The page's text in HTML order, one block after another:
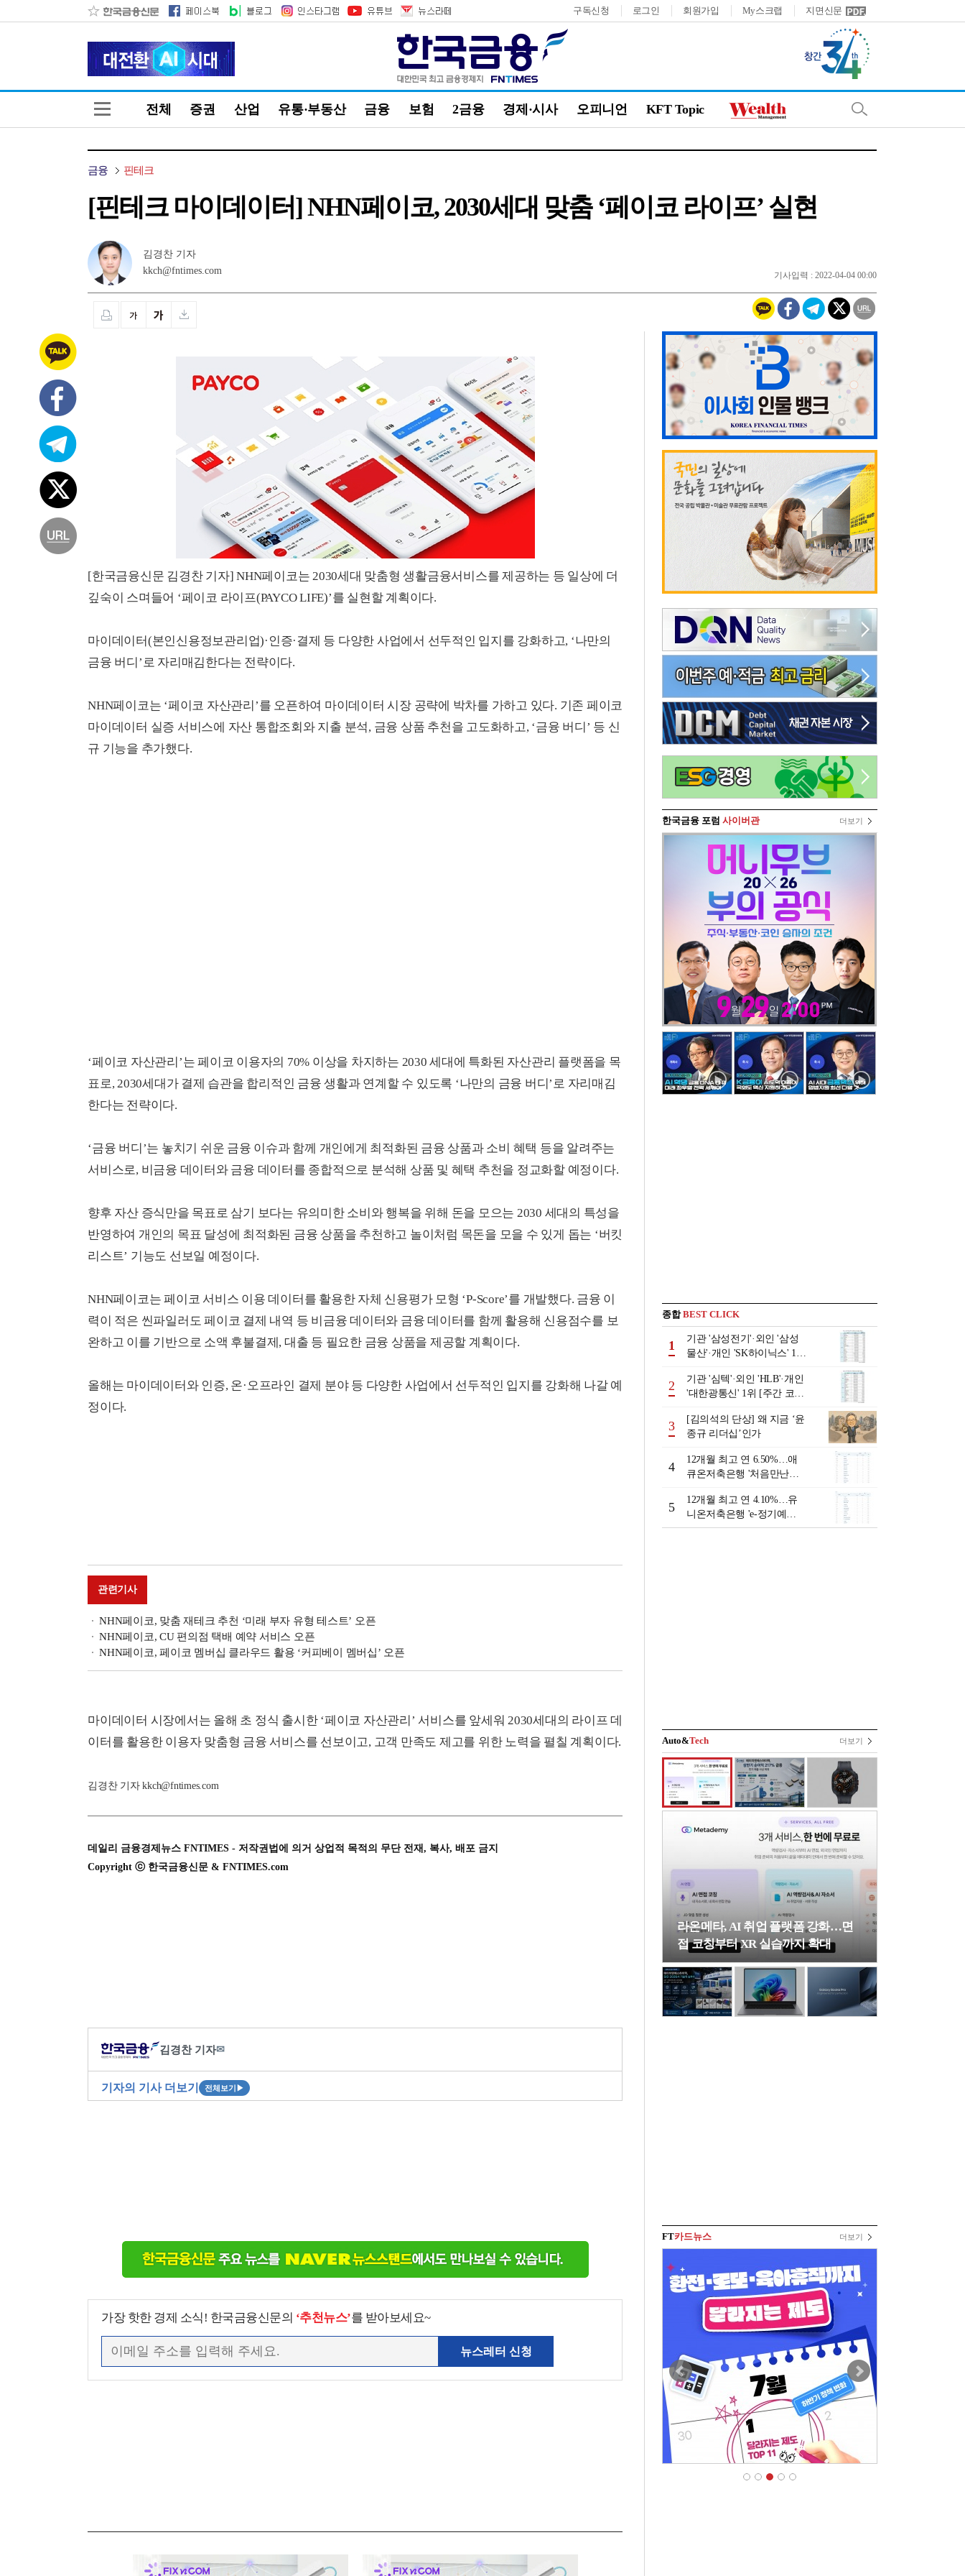
구독신청 로그인 회원가입 My스크랩 지면신문
전체 증권 산업 유통·부동산 금융 보험 2금융 경제·시사 오피니언 KFT Topic
금융 핀테크
[핀테크 마이데이터] NHN페이코, 2030세대 맞춤 ‘페이코 라이프’ 실현
김경찬 기자
kkch@fntimes.com
기사입력 : 2022-04-04 00:00
[한국금융신문 김경찬 기자] NHN페이코는 2030세대 맞춤형 생활금융서비스를 제공하는 등 일상에 더
깊숙이 스며들어 ‘페이코 라이프(PAYCO LIFE)’를 실현할 계획이다.
마이데이터(본인신용정보관리업)·인증·결제 등 다양한 사업에서 선두적인 입지를 강화하고, ‘나만의
금융 버디’로 자리매김한다는 전략이다.
NHN페이코는 ‘페이코 자산관리’를 오픈하여 마이데이터 시장 공략에 박차를 가하고 있다. 기존 페이코
마이데이터 실증 서비스에 자산 통합조회와 지출 분석, 금융 상품 추천을 고도화하고, ‘금융 버디’ 등 신
규 기능을 추가했다.
‘페이코 자산관리’는 페이코 이용자의 70% 이상을 차지하는 2030 세대에 특화된 자산관리 플랫폼을 목
표로, 2030세대가 결제 습관을 합리적인 금융 생활과 연계할 수 있도록 ‘나만의 금융 버디’로 자리매김
한다는 전략이다.
‘금융 버디’는 놓치기 쉬운 금융 이슈과 함께 개인에게 최적화된 금융 상품과 소비 혜택 등을 알려주는
서비스로, 비금융 데이터와 금융 데이터를 종합적으로 분석해 상품 및 혜택 추천을 정교화할 예정이다.
향후 자산 증식만을 목표로 삼기 보다는 유의미한 소비와 행복을 위해 돈을 모으는 2030 세대의 특성을
반영하여 개인의 목표 달성에 최적화된 금융 상품을 추천하고 놀이처럼 목돈을 모을 수 있게 돕는 ‘버킷
리스트’ 기능도 선보일 예정이다.
NHN페이코는 페이코 서비스 이용 데이터를 활용한 자체 신용평가 모형 ‘P-Score’를 개발했다. 금융 이
력이 적은 씬파일러도 페이코 결제 내역 등 비금융 데이터와 금융 데이터를 함께 활용해 신용점수를 보
완하고 이를 기반으로 소액 후불결제, 대출 등 필요한 금융 상품을 제공할 계획이다.
올해는 마이데이터와 인증, 온·오프라인 결제 분야 등 다양한 사업에서 선두적인 입지를 강화해 나갈 예
정이다.
관련기사
NHN페이코, 맞춤 재테크 추천 ‘미래 부자 유형 테스트’ 오픈
NHN페이코, CU 편의점 택배 예약 서비스 오픈
NHN페이코, 페이코 멤버십 클라우드 활용 ‘커피베이 멤버십’ 오픈
마이데이터 시장에서는 올해 초 정식 출시한 ‘페이코 자산관리’ 서비스를 앞세워 2030세대의 라이프 데
이터를 활용한 이용자 맞춤형 금융 서비스를 선보이고, 고객 만족도 제고를 위한 노력을 펼칠 계획이다.
김경찬 기자 kkch@fntimes.com
데일리 금융경제뉴스 FNTIMES - 저작권법에 의거 상업적 목적의 무단 전재, 복사, 배포 금지
Copyright ⓒ 한국금융신문 & FNTIMES.com
김경찬 기자✉
기자의 기사 더보기 전체보기 ▶
가장 핫한 경제 소식! 한국금융신문의 ‘추천뉴스’를 받아보세요~
뉴스레터 신청
한국금융 포럼 사이버관 더보기
종합BEST CLICK
1
기관 '삼성전기'·외인 '삼성
물산'·개인 'SK하이닉스' 1위
년 8월3일~8월7일]
2
기관 '심텍'·외인 'HLB'·개인
'대한광통신' 1위 [주간 코스
월7일]
3
[김의석의 단상] 왜 지금 ‘윤
종규 리더십’인가
4
12개월 최고 연 6.50%…애
큐온저축은행 '처음만난적
리-8월 2주]
5
12개월 최고 연 4.10%…유
니온저축은행 'e-정기예
금'[이주의 저축은행 예금금
Auto&Tech 더보기
라온메타, AI 취업 플랫폼 강화…면
접 코칭부터 XR 실습까지 확대
FT카드뉴스 더보기